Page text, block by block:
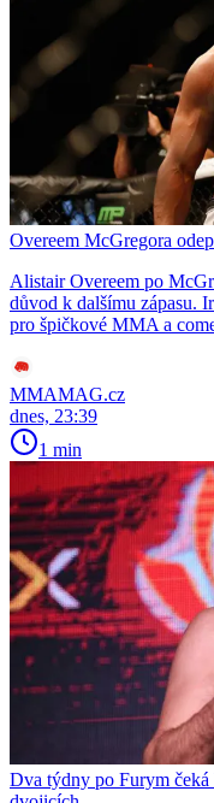
Overeem McGregora
Alistair Overeem po
důvod k dalšímu zápasu.
pro špičkové MMA a
MMAMAG.cz
dnes, 23:39
1 min
Dva týdny po Furym čeká